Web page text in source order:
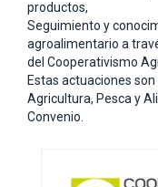
productos,
Seguimiento y
agroalimentario a
del Cooperativismo
Estas actuaciones
Agricultura, Pesca y
Convenio.